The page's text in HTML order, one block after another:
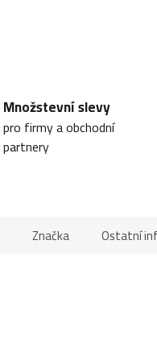
Množstevní slevy
pro firmy a obchodní
partnery
Značka Ostatní